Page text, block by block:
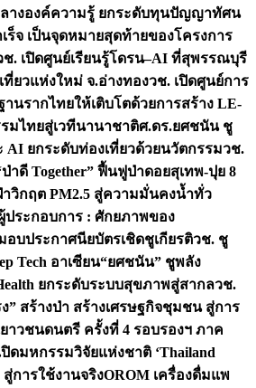
ลางองค์ความรู้ ยกระดับทุนปัญญาทัศน
ร็จ เป็นจุดหมายสุดท้ายของโครงการ
ช. เปิดศูนย์เรียนรู้โดรน–AI ที่สุพรรณบุรี
ที่ยวแห่งใหม่ จ.อ่างทองวช. เปิดศูนย์การ
านรากไทยให้เติบโตด้วยการสร้าง LE-
รมไทยสู่เวทีนานาชาติศ.ดร.ยศชนัน ชู
ยกระดับท่องเที่ยวด้วยนวัตกรรมวช.
ดี Together” ฟื้นฟูป่าดอยสุเทพ-ปุย 8
วิกฤต PM2.5 สู่ความมั่นคงน้ำทั่ว
ผู้ประกอบการ : ศักยภาพของ
อบประกาศนียบัตรเชิดชูเกียรติวช. ชู
Tech อาเซียน“ยศชนัน” ชูพลัง
ยกระดับระบบสุขภาพสู่สากลวช.
” สร้างป่า สร้างเศรษฐกิจชุมชน สู่การ
าวชนดนตรี ครั้งที่ 4 รอบรองฯ ภาค
ปิดมหกรรมวิจัยแห่งชาติ ‘Thailand
การใช้งานจริงOROM เครื่องดื่มแพ